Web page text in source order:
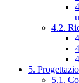
4.2.
5.
5.1.